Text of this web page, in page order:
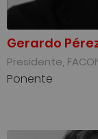
Gerardo
Presidente,
Ponente